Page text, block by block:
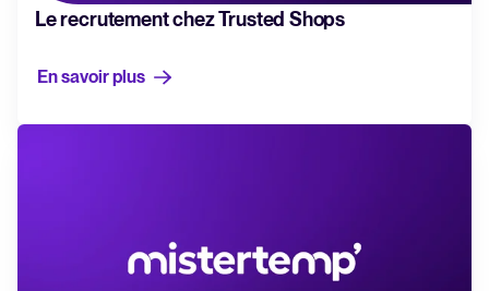
Le recrutement chez Trusted Shops
En savoir plus